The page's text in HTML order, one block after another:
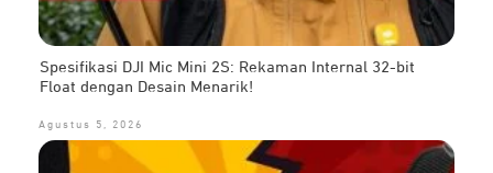
Spesifikasi DJI Mic Mini 2S: Rekaman Internal 32-bit
Float dengan Desain Menarik!
Agustus 5, 2026